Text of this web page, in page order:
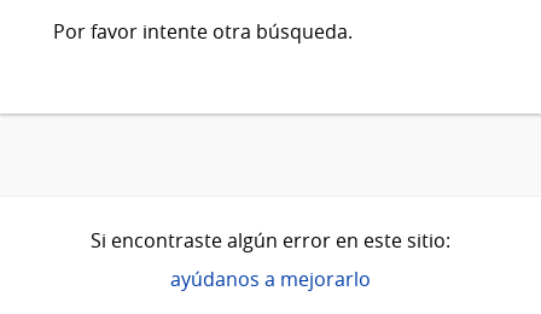
Por favor intente otra búsqueda.
Si encontraste algún error en este sitio:
ayúdanos a mejorarlo